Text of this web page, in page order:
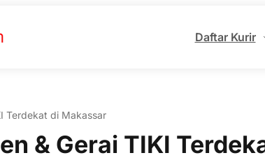
Daftar Kurir
Terdekat di Makassar
& Gerai TIKI